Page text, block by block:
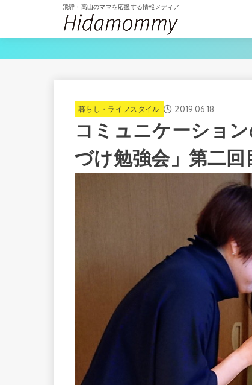
飛騨・高山のママを応援する情報メディア
暮らし・ライフスタイル 2019.06.18
コミュニケーショ
づけ勉強会」第二回